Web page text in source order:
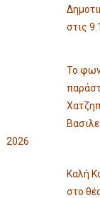
στις
Το
2026
Καλή
στο